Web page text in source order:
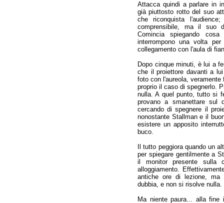
Attacca quindi a parlare in
già piuttosto rotto del suo
che riconquista
comprensibile, ma il suo
Comincia spiegando
interrompono una volta
collegamento con l'aula di
Dopo cinque minuti, è lui a
che il proiettore davanti a
foto con l'aureola, veramente
proprio il caso di spegnerlo.
nulla. A quel punto, tutto si
provano a smanettare sul
cercando di spegnere il
nonostante Stallman e il
esistere un apposito
buco.
Il tutto peggiora quando un
per spiegare gentilmente a
il monitor presente sulla
alloggiamento.
antiche ore di lezione, ma
dubbia, e non si risolve nulla.
Ma niente paura... alla fine